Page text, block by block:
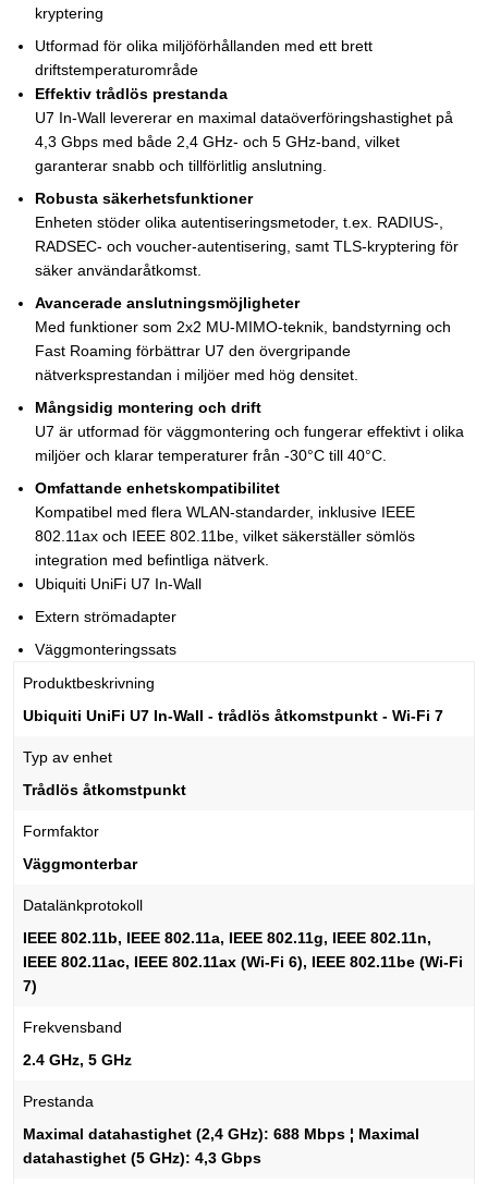
kryptering
Utformad för olika miljöförhållanden med ett brett
driftstemperaturområde
Effektiv trådlös prestanda
U7 In-Wall levererar en maximal dataöverföringshastighet på
4,3 Gbps med både 2,4 GHz- och 5 GHz-band, vilket
garanterar snabb och tillförlitlig anslutning.
Robusta säkerhetsfunktioner
Enheten stöder olika autentiseringsmetoder, t.ex. RADIUS-,
RADSEC- och voucher-autentisering, samt TLS-kryptering för
säker användaråtkomst.
Avancerade anslutningsmöjligheter
Med funktioner som 2x2 MU-MIMO-teknik, bandstyrning och
Fast Roaming förbättrar U7 den övergripande
nätverksprestandan i miljöer med hög densitet.
Mångsidig montering och drift
U7 är utformad för väggmontering och fungerar effektivt i olika
miljöer och klarar temperaturer från -30°C till 40°C.
Omfattande enhetskompatibilitet
Kompatibel med flera WLAN-standarder, inklusive IEEE
802.11ax och IEEE 802.11be, vilket säkerställer sömlös
integration med befintliga nätverk.
Ubiquiti UniFi U7 In-Wall
Extern strömadapter
Väggmonteringssats
Produktbeskrivning
Ubiquiti UniFi U7 In-Wall - trådlös åtkomstpunkt - Wi-Fi 7
Typ av enhet
Trådlös åtkomstpunkt
Formfaktor
Väggmonterbar
Datalänkprotokoll
IEEE 802.11b, IEEE 802.11a, IEEE 802.11g, IEEE 802.11n,
IEEE 802.11ac, IEEE 802.11ax (Wi-Fi 6), IEEE 802.11be (Wi-Fi
7)
Frekvensband
2.4 GHz, 5 GHz
Prestanda
Maximal datahastighet (2,4 GHz): 688 Mbps ¦ Maximal
datahastighet (5 GHz): 4,3 Gbps